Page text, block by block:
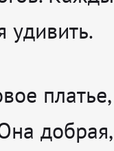
удивить.